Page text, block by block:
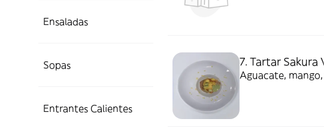
Ensaladas
Sopas
Entrantes Calientes
7. Tartar Sakura
Aguacate,